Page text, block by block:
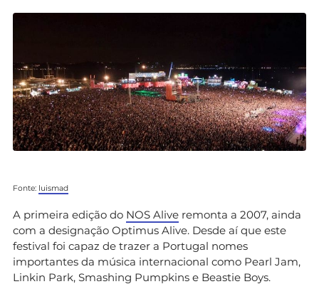
Fonte: luismad
A primeira edição do NOS Alive remonta a 2007, ainda
com a designação Optimus Alive. Desde aí que este
festival foi capaz de trazer a Portugal nomes
importantes da música internacional como Pearl Jam,
Linkin Park, Smashing Pumpkins e Beastie Boys.